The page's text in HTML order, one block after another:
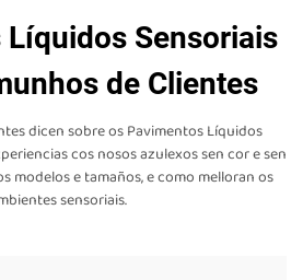
Sensoriais
de Clientes
dicen sobre os Pavimentos Líquidos
cos nosos azulexos sen cor e sen
modelos e tamaños, e como melloran os
sensoriais.